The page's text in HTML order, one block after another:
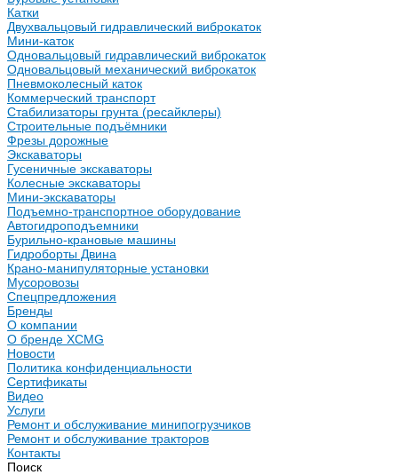
Катки
Двухвальцовый гидравлический виброкаток
Мини-каток
Одновальцовый гидравлический виброкаток
Одновальцовый механический виброкаток
Пневмоколесный каток
Коммерческий транспорт
Стабилизаторы грунта (ресайклеры)
Строительные подъёмники
Фрезы дорожные
Экскаваторы
Гусеничные экскаваторы
Колесные экскаваторы
Мини-экскаваторы
Подъемно-транспортное оборудование
Автогидроподъемники
Бурильно-крановые машины
Гидроборты Двина
Крано-манипуляторные установки
Мусоровозы
Спецпредложения
Бренды
О компании
О бренде XCMG
Новости
Политика конфиденциальности
Сертификаты
Видео
Услуги
Ремонт и обслуживание минипогрузчиков
Ремонт и обслуживание тракторов
Контакты
Поиск